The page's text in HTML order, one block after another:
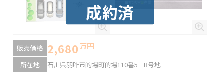
成約済
販売価格 2,680万円
所在地
石川県羽咋市的場町的場110番5 B号地